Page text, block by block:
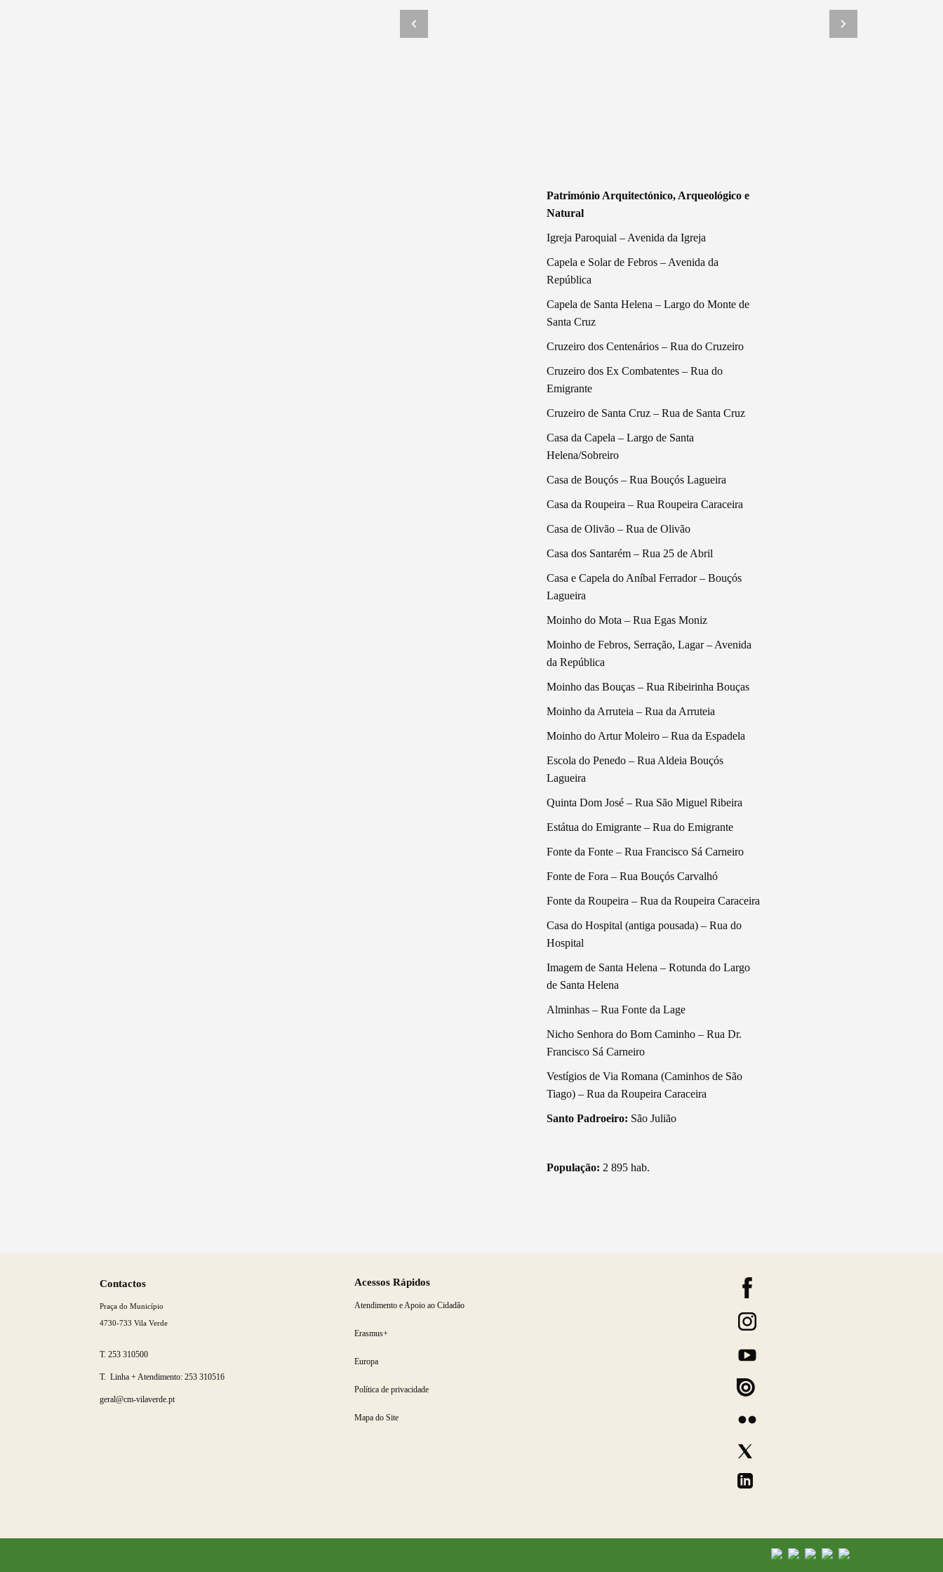
Património Arquitectónico, Arqueológico e
Natural
Igreja Paroquial – Avenida da Igreja
Capela e Solar de Febros – Avenida da
República
Capela de Santa Helena – Largo do Monte de
Santa Cruz
Cruzeiro dos Centenários – Rua do Cruzeiro
Cruzeiro dos Ex Combatentes – Rua do
Emigrante
Cruzeiro de Santa Cruz – Rua de Santa Cruz
Casa da Capela – Largo de Santa
Helena/Sobreiro
Casa de Bouçós – Rua Bouçós Lagueira
Casa da Roupeira – Rua Roupeira Caraceira
Casa de Olivão – Rua de Olivão
Casa dos Santarém – Rua 25 de Abril
Casa e Capela do Aníbal Ferrador – Bouçós
Lagueira
Moinho do Mota – Rua Egas Moniz
Moinho de Febros, Serração, Lagar – Avenida
da República
Moinho das Bouças – Rua Ribeirinha Bouças
Moinho da Arruteia – Rua da Arruteia
Moinho do Artur Moleiro – Rua da Espadela
Escola do Penedo – Rua Aldeia Bouçós
Lagueira
Quinta Dom José – Rua São Miguel Ribeira
Estátua do Emigrante – Rua do Emigrante
Fonte da Fonte – Rua Francisco Sá Carneiro
Fonte de Fora – Rua Bouçós Carvalhó
Fonte da Roupeira – Rua da Roupeira Caraceira
Casa do Hospital (antiga pousada) – Rua do
Hospital
Imagem de Santa Helena – Rotunda do Largo
de Santa Helena
Alminhas – Rua Fonte da Lage
Nicho Senhora do Bom Caminho – Rua Dr.
Francisco Sá Carneiro
Vestígios de Via Romana (Caminhos de São
Tiago) – Rua da Roupeira Caraceira
Santo Padroeiro: São Julião
População: 2 895 hab.
Contactos
Praça do Município
4730-733 Vila Verde
T. 253 310500
T. Linha + Atendimento: 253 310516
geral@cm-vilaverde.pt
Acessos Rápidos
Atendimento e Apoio ao Cidadão
Erasmus+
Europa
Política de privacidade
Mapa do Site